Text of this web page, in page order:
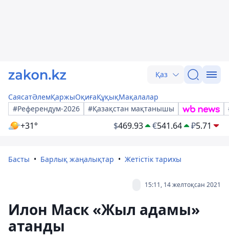
Қаз
СаясатӘлемҚаржыОқиғаҚұқықМақалалар
#Референдум-2026
#Қазақстан мақтанышы
+31° $469.93 €541.64 ₽5.71
Басты Барлық жаңалықтар Жетістік тарихы
15:11, 14 желтоқсан 2021
Илон Маск «Жыл адамы»
атанды